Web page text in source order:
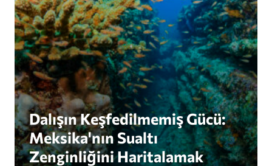
Dalışın Keşfedilmemiş Gücü:
Meksika'nın Sualtı
Zenginliğini Haritalamak